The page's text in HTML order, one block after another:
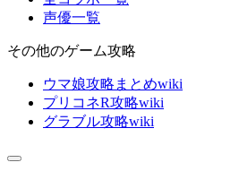
声優一覧
その他のゲーム攻略
ウマ娘攻略まとめwiki
プリコネR攻略wiki
グラブル攻略wiki